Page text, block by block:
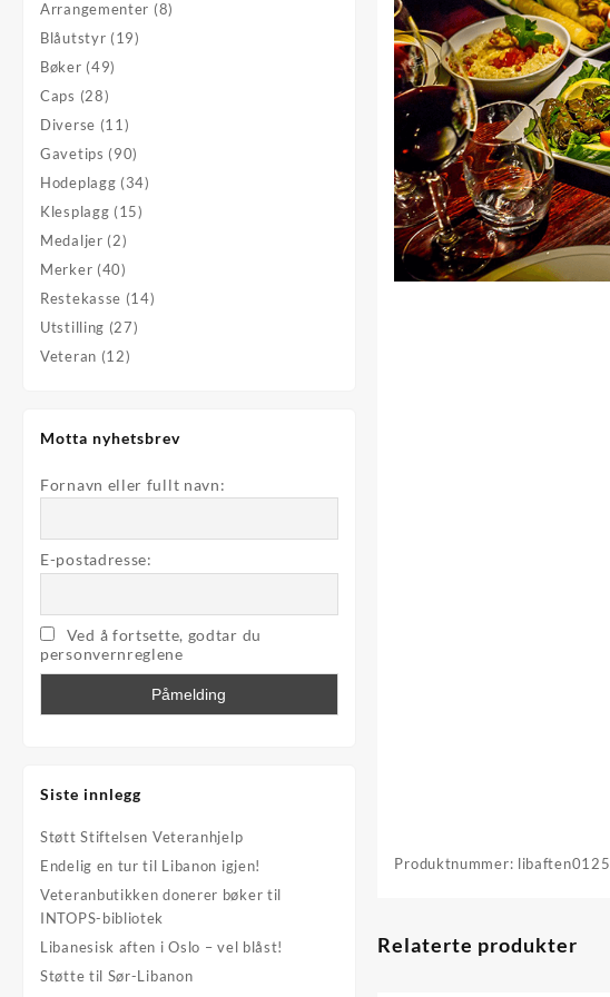
Arrangementer (8)
Blåutstyr (19)
Bøker (49)
Caps (28)
Diverse (11)
Gavetips (90)
Hodeplagg (34)
Klesplagg (15)
Medaljer (2)
Merker (40)
Restekasse (14)
Utstilling (27)
Veteran (12)
Motta nyhetsbrev
Fornavn eller fullt navn:
E-postadresse:
Ved å fortsette, godtar du
personvernreglene
Siste innlegg
Støtt Stiftelsen Veteranhjelp
Endelig en tur til Libanon igjen!
Veteranbutikken donerer bøker til
INTOPS-bibliotek
Libanesisk aften i Oslo – vel blåst!
Støtte til Sør-Libanon
Produktnummer: libaften0125
Relaterte produkter